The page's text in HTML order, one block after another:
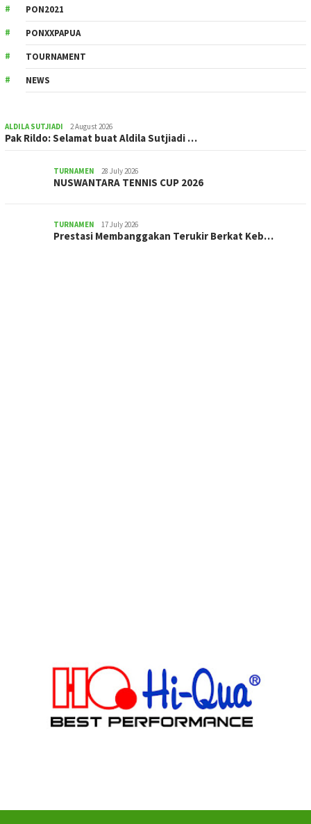
PON2021
PONXXPAPUA
TOURNAMENT
NEWS
ALDILA SUTJIADI 2 August 2026
Pak Rildo: Selamat buat Aldila Sutjiadi …
TURNAMEN 28 July 2026
NUSWANTARA TENNIS CUP 2026
TURNAMEN 17 July 2026
Prestasi Membanggakan Terukir Berkat Keb…